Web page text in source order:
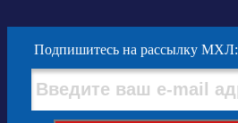
Подпишитесь на рассылку МХЛ: